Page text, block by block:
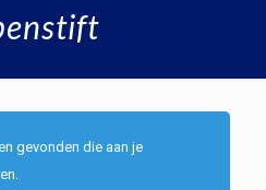
gevonden die aan je